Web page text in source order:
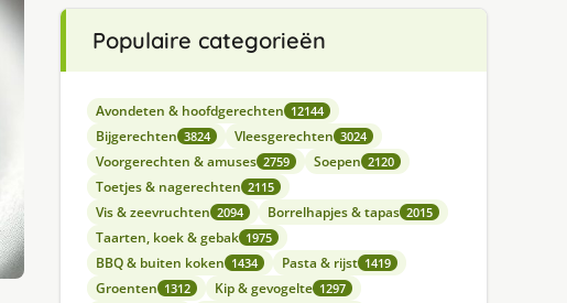
Populaire categorieën
Avondeten & hoofdgerechten 12144
Bijgerechten 3824 Vleesgerechten 3024
Voorgerechten & amuses 2759 Soepen 2120
Toetjes & nagerechten 2115
Vis & zeevruchten 2094 Borrelhapjes & tapas 2015
Taarten, koek & gebak 1975
BBQ & buiten koken 1434 Pasta & rijst 1419
Groenten 1312 Kip & gevogelte 1297